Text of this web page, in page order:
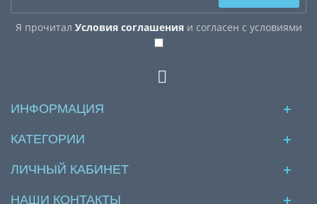
Я прочитал Условия соглашенияи согласен с условиями
ИНФОРМАЦИЯ
КАТЕГОРИИ
ЛИЧНЫЙ КАБИНЕТ
НАШИ КОНТАКТЫ